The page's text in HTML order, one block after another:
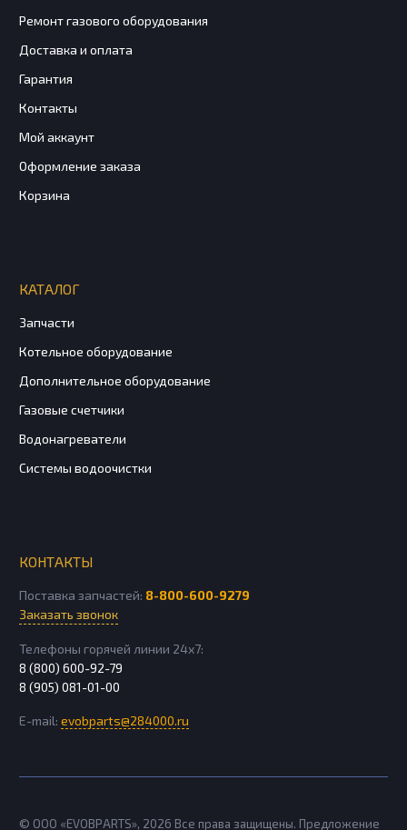
Ремонт газового оборудования
Доставка и оплата
Гарантия
Контакты
Мой аккаунт
Оформление заказа
Корзина
КАТАЛОГ
Запчасти
Котельное оборудование
Дополнительное оборудование
Газовые счетчики
Водонагреватели
Системы водоочистки
КОНТАКТЫ
Поставка запчастей: 8-800-600-9279
Заказать звонок
Телефоны горячей линии 24х7:
8 (800) 600-92-79
8 (905) 081-01-00
E-mail: evobparts@284000.ru
© ООО «EVOBPARTS», 2026 Все права защищены. Предложение